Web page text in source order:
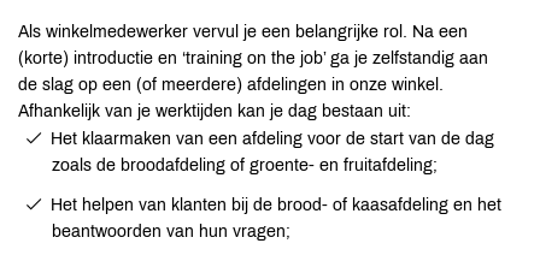
Als winkelmedewerker vervul je een belangrijke rol. Na een
(korte) introductie en ‘training on the job’ ga je zelfstandig aan
de slag op een (of meerdere) afdelingen in onze winkel.
Afhankelijk van je werktijden kan je dag bestaan uit:
Het klaarmaken van een afdeling voor de start van de dag
zoals de broodafdeling of groente- en fruitafdeling;
Het helpen van klanten bij de brood- of kaasafdeling en het
beantwoorden van hun vragen;